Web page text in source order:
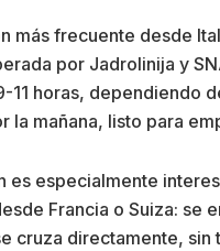
más frecuente desde
por Jadrolinija y
11 horas, dependiendo
la mañana, listo para
es especialmente
Francia o Suiza: se
cruza directamente, sin